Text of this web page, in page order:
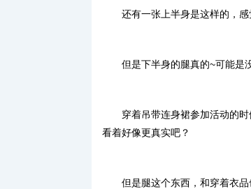
还有一张上半身是这样的，感
但是下半身的腿真的~可能是
穿着吊带连身裙参加活动的
看着好像更真实吧？
但是腿这个东西，和穿着衣